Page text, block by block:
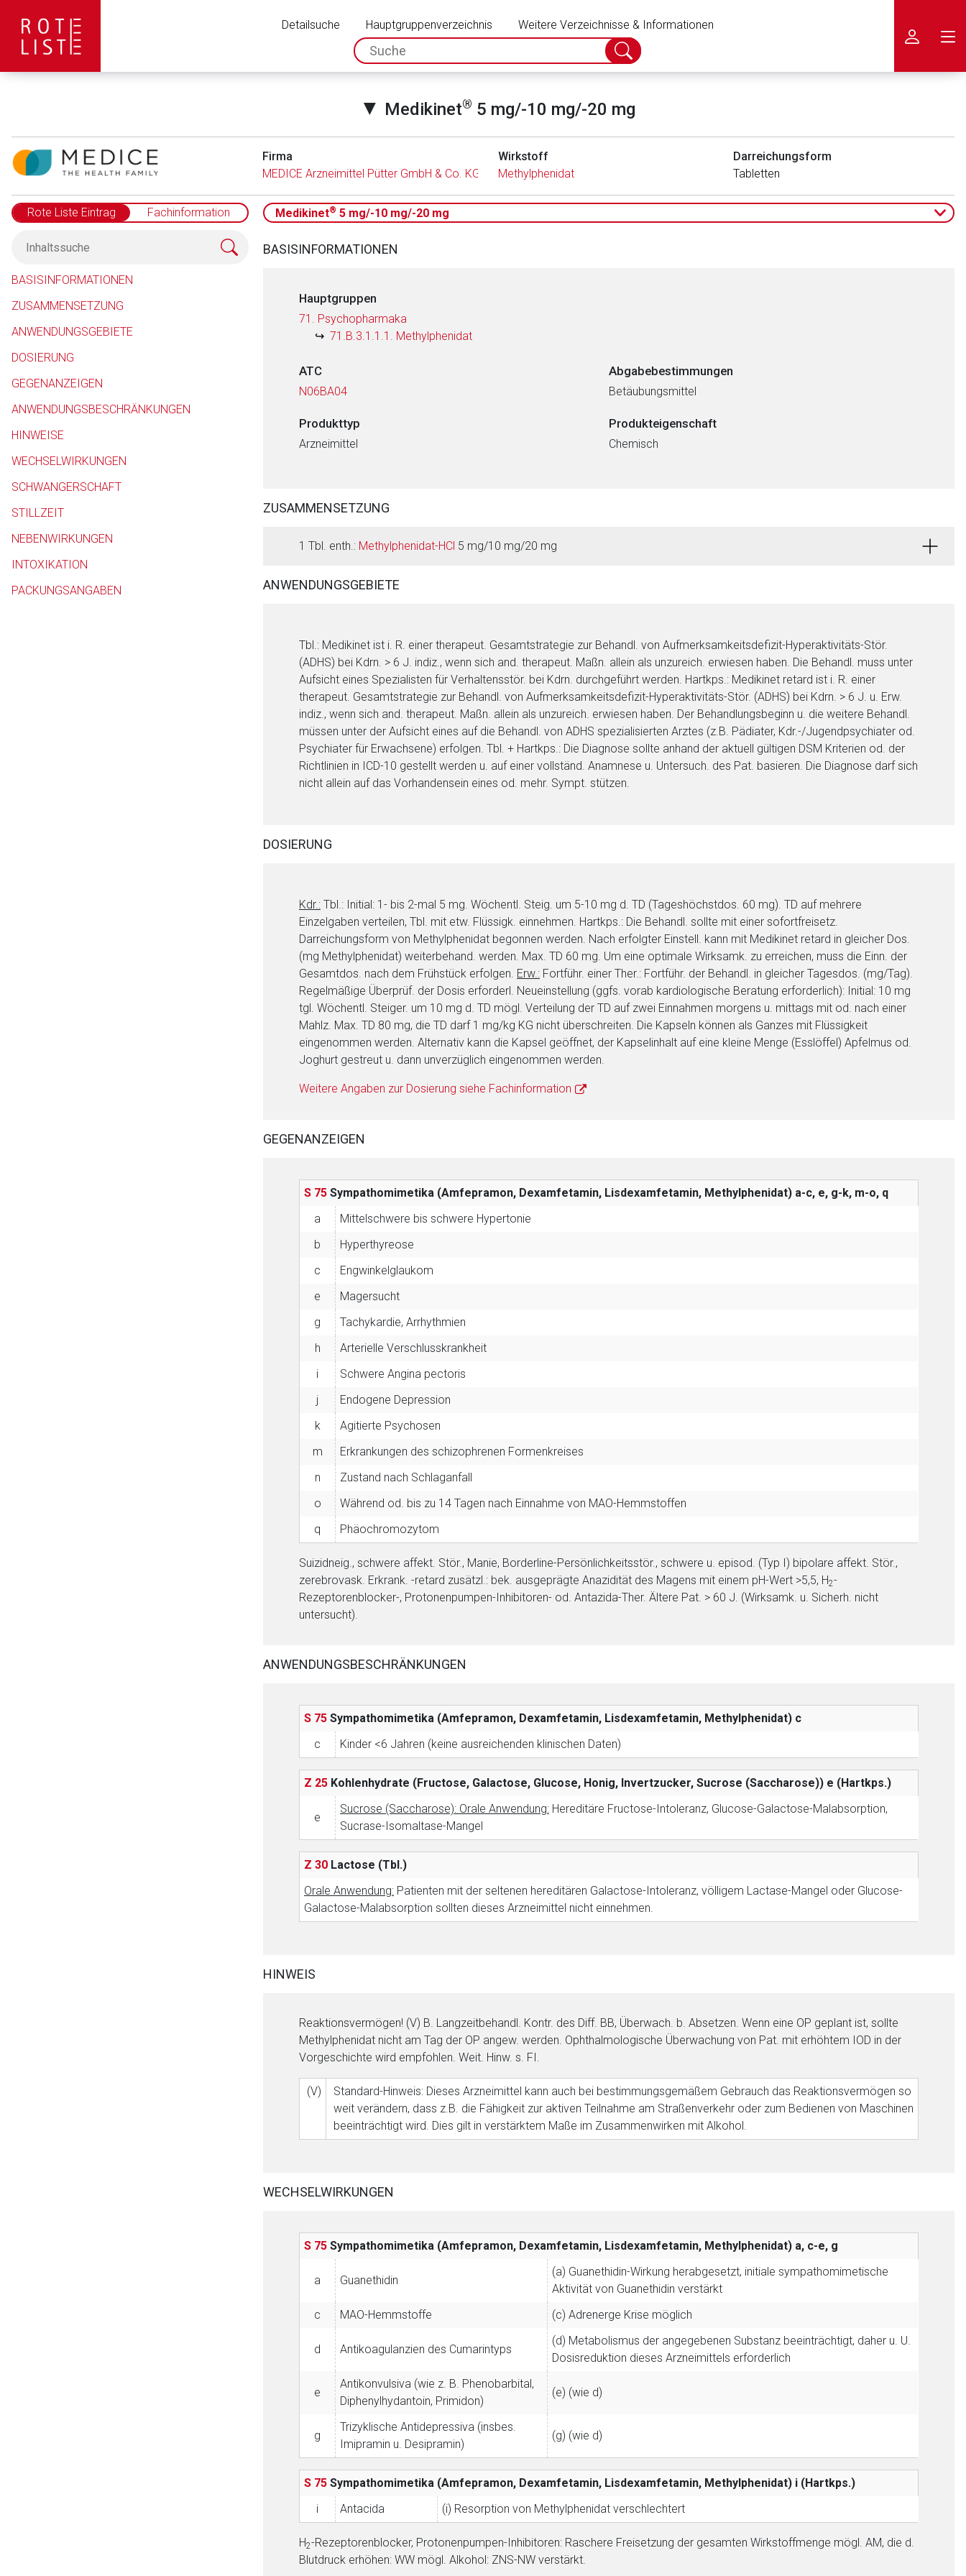
Detailsuche Hauptgruppenverzeichnis
Weitere Verzeichnisse & Informationen
spc.search.input.placeholder
Suche
abschicken
▼ Medikinet® 5 mg/-10 mg/-20 mg
Firma
MEDICE Arzneimittel Pütter GmbH & Co. KG
Wirkstoff
Methylphenidat
Darreichungsform
Tabletten
Rote Liste Eintrag Fachinformation Medikinet® 5 mg/-10 mg/-20 mg
BASISINFORMATIONEN
ZUSAMMENSETZUNG
ANWENDUNGSGEBIETE
DOSIERUNG
GEGENANZEIGEN
ANWENDUNGSBESCHRÄNKUNGEN
HINWEISE
WECHSELWIRKUNGEN
SCHWANGERSCHAFT
STILLZEIT
NEBENWIRKUNGEN
INTOXIKATION
PACKUNGSANGABEN
BASISINFORMATIONEN
Hauptgruppen
71. Psychopharmaka
71.B.3.1.1.1. Methylphenidat
ATC
N06BA04
Abgabebestimmungen
Betäubungsmittel
Produkttyp
Arzneimittel
Produkteigenschaft
Chemisch
ZUSAMMENSETZUNG
1 Tbl. enth.: Methylphenidat-HCl 5 mg/10 mg/20 mg
ANWENDUNGSGEBIETE
Tbl.: Medikinet ist i. R. einer therapeut. Gesamtstrategie zur Behandl. von Aufmerksamkeitsdefizit-Hyperaktivitäts-Stör.
(ADHS) bei Kdrn. > 6 J. indiz., wenn sich and. therapeut. Maßn. allein als unzureich. erwiesen haben. Die Behandl. muss unter
Aufsicht eines Spezialisten für Verhaltensstör. bei Kdrn. durchgeführt werden. Hartkps.: Medikinet retard ist i. R. einer
therapeut. Gesamtstrategie zur Behandl. von Aufmerksamkeitsdefizit-Hyperaktivitäts-Stör. (ADHS) bei Kdrn. > 6 J. u. Erw.
indiz., wenn sich and. therapeut. Maßn. allein als unzureich. erwiesen haben. Der Behandlungsbeginn u. die weitere Behandl.
müssen unter der Aufsicht eines auf die Behandl. von ADHS spezialisierten Arztes (z.B. Pädiater, Kdr.-/Jugendpsychiater od.
Psychiater für Erwachsene) erfolgen. Tbl. + Hartkps.: Die Diagnose sollte anhand der aktuell gültigen DSM Kriterien od. der
Richtlinien in ICD-10 gestellt werden u. auf einer vollständ. Anamnese u. Untersuch. des Pat. basieren. Die Diagnose darf sich
nicht allein auf das Vorhandensein eines od. mehr. Sympt. stützen.
DOSIERUNG
Kdr.: Tbl.: Initial: 1- bis 2-mal 5 mg. Wöchentl. Steig. um 5-10 mg d. TD (Tageshöchstdos. 60 mg). TD auf mehrere
Einzelgaben verteilen, Tbl. mit etw. Flüssigk. einnehmen. Hartkps.: Die Behandl. sollte mit einer sofortfreisetz.
Darreichungsform von Methylphenidat begonnen werden. Nach erfolgter Einstell. kann mit Medikinet retard in gleicher Dos.
(mg Methylphenidat) weiterbehand. werden. Max. TD 60 mg. Um eine optimale Wirksamk. zu erreichen, muss die Einn. der
Gesamtdos. nach dem Frühstück erfolgen. Erw.: Fortführ. einer Ther.: Fortführ. der Behandl. in gleicher Tagesdos. (mg/Tag).
Regelmäßige Überprüf. der Dosis erforderl. Neueinstellung (ggfs. vorab kardiologische Beratung erforderlich): Initial: 10 mg
tgl. Wöchentl. Steiger. um 10 mg d. TD mögl. Verteilung der TD auf zwei Einnahmen morgens u. mittags mit od. nach einer
Mahlz. Max. TD 80 mg, die TD darf 1 mg/kg KG nicht überschreiten. Die Kapseln können als Ganzes mit Flüssigkeit
eingenommen werden. Alternativ kann die Kapsel geöffnet, der Kapselinhalt auf eine kleine Menge (Esslöffel) Apfelmus od.
Joghurt gestreut u. dann unverzüglich eingenommen werden.
Weitere Angaben zur Dosierung siehe Fachinformation
GEGENANZEIGEN
S 75 Sympathomimetika (Amfepramon, Dexamfetamin, Lisdexamfetamin, Methylphenidat) a-c, e, g-k, m-o, q
a
Mittelschwere bis schwere Hypertonie
b
Hyperthyreose
c
Engwinkelglaukom
e
Magersucht
g
Tachykardie, Arrhythmien
h
Arterielle Verschlusskrankheit
i
Schwere Angina pectoris
j
Endogene Depression
k
Agitierte Psychosen
m
Erkrankungen des schizophrenen Formenkreises
n
Zustand nach Schlaganfall
o
Während od. bis zu 14 Tagen nach Einnahme von MAO-Hemmstoffen
q
Phäochromozytom
Suizidneig., schwere affekt. Stör., Manie, Borderline-Persönlichkeitsstör., schwere u. episod. (Typ I) bipolare affekt. Stör.,
zerebrovask. Erkrank. -retard zusätzl.: bek. ausgeprägte Anazidität des Magens mit einem pH-Wert >5,5, H2-
Rezeptorenblocker-, Protonenpumpen-Inhibitoren- od. Antazida-Ther. Ältere Pat. > 60 J. (Wirksamk. u. Sicherh. nicht
untersucht).
ANWENDUNGSBESCHRÄNKUNGEN
S 75 Sympathomimetika (Amfepramon, Dexamfetamin, Lisdexamfetamin, Methylphenidat) c
c
Kinder <6 Jahren (keine ausreichenden klinischen Daten)
Z 25 Kohlenhydrate (Fructose, Galactose, Glucose, Honig, Invertzucker, Sucrose (Saccharose)) e (Hartkps.)
e
Sucrose (Saccharose): Orale Anwendung: Hereditäre Fructose-Intoleranz, Glucose-Galactose-Malabsorption,
Sucrase-Isomaltase-Mangel
Z 30 Lactose (Tbl.)
Orale Anwendung: Patienten mit der seltenen hereditären Galactose-Intoleranz, völligem Lactase-Mangel oder Glucose-
Galactose-Malabsorption sollten dieses Arzneimittel nicht einnehmen.
HINWEIS
Reaktionsvermögen! (V) B. Langzeitbehandl. Kontr. des Diff. BB, Überwach. b. Absetzen. Wenn eine OP geplant ist, sollte
Methylphenidat nicht am Tag der OP angew. werden. Ophthalmologische Überwachung von Pat. mit erhöhtem IOD in der
Vorgeschichte wird empfohlen. Weit. Hinw. s. FI.
(V)
Standard-Hinweis: Dieses Arzneimittel kann auch bei bestimmungsgemäßem Gebrauch das Reaktionsvermögen so
weit verändern, dass z.B. die Fähigkeit zur aktiven Teilnahme am Straßenverkehr oder zum Bedienen von Maschinen
beeinträchtigt wird. Dies gilt in verstärktem Maße im Zusammenwirken mit Alkohol.
WECHSELWIRKUNGEN
S 75 Sympathomimetika (Amfepramon, Dexamfetamin, Lisdexamfetamin, Methylphenidat) a, c-e, g
a Guanethidin
(a) Guanethidin-Wirkung herabgesetzt, initiale sympathomimetische
Aktivität von Guanethidin verstärkt
c
MAO-Hemmstoffe (c) Adrenerge Krise möglich
d Antikoagulanzien des Cumarintyps
(d) Metabolismus der angegebenen Substanz beeinträchtigt, daher u. U.
Dosisreduktion dieses Arzneimittels erforderlich
e
Antikonvulsiva (wie z. B. Phenobarbital,
Diphenylhydantoin, Primidon)
(e) (wie d)
g
Trizyklische Antidepressiva (insbes.
Imipramin u. Desipramin)
(g) (wie d)
S 75 Sympathomimetika (Amfepramon, Dexamfetamin, Lisdexamfetamin, Methylphenidat) i (Hartkps.)
i
Antacida (i) Resorption von Methylphenidat verschlechtert
H2-Rezeptorenblocker, Protonenpumpen-Inhibitoren: Raschere Freisetzung der gesamten Wirkstoffmenge mögl. AM, die d.
Blutdruck erhöhen: WW mögl. Alkohol: ZNS-NW verstärkt.
Aufruf einer externen Seite
Der von Ihnen aufgerufene Link öffnet eine externe Web-Seite. Für die Inhalte der externen Web-Seite ist deren
Betreiber verantwortlich. Ebenso gelten dort ggf. andere Datenschutzbestimmungen.